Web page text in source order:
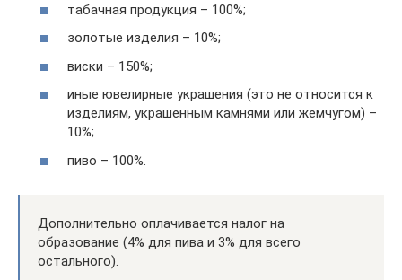
табачная продукция – 100%;
золотые изделия – 10%;
виски – 150%;
иные ювелирные украшения (это не относится к
изделиям, украшенным камнями или жемчугом) –
10%;
пиво – 100%.
Дополнительно оплачивается налог на
образование (4% для пива и 3% для всего
остального).